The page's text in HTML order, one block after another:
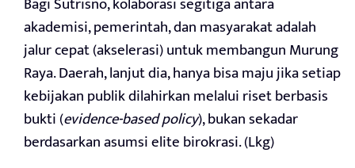
akademisi, pemerintah, dan masyarakat adalah
jalur cepat (akselerasi) untuk membangun Murung
Raya. Daerah, lanjut dia, hanya bisa maju jika setiap
kebijakan publik dilahirkan melalui riset berbasis
bukti (evidence-based policy), bukan sekadar
berdasarkan asumsi elite birokrasi. (Lkg)